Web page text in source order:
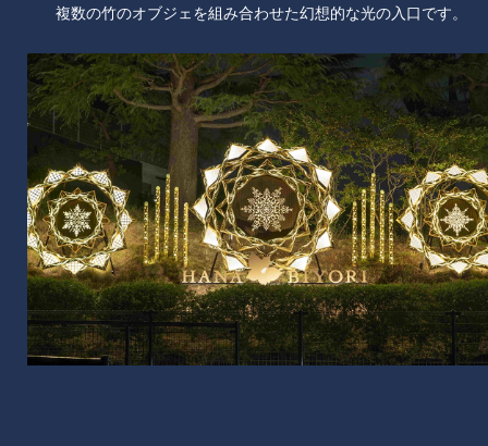
複数の⽵のオブジェを組み合わせた幻想的な光の入口です。